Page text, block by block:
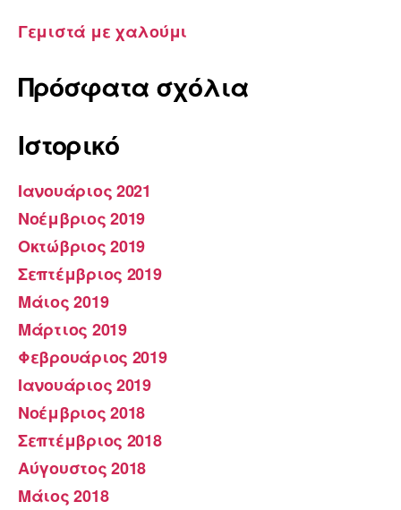
Γεμιστά με χαλούμι
Πρόσφατα σχόλια
Ιστορικό
Ιανουάριος 2021
Νοέμβριος 2019
Οκτώβριος 2019
Σεπτέμβριος 2019
Μάιος 2019
Μάρτιος 2019
Φεβρουάριος 2019
Ιανουάριος 2019
Νοέμβριος 2018
Σεπτέμβριος 2018
Αύγουστος 2018
Μάιος 2018